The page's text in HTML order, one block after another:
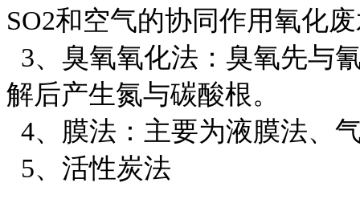
SO2和空气的协同作用氧化
3、臭氧氧化法：臭氧先与
解后产生氮与碳酸根。
4、膜法：主要为液膜法、
5、活性炭法